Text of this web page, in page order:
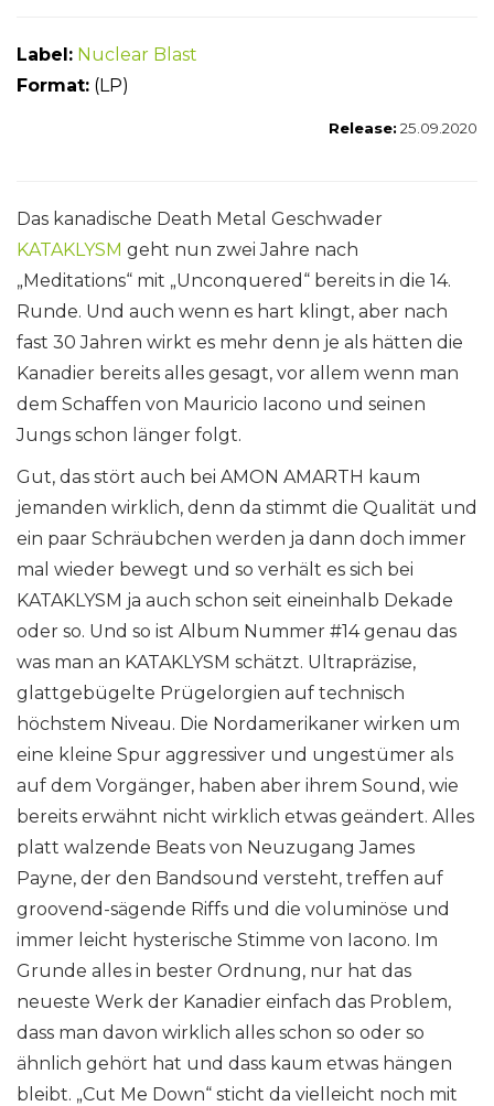
Label: Nuclear Blast
Format: (LP)
Release: 25.09.2020
Das kanadische Death Metal Geschwader
KATAKLYSM geht nun zwei Jahre nach
„Meditations“ mit „Unconquered“ bereits in die 14.
Runde. Und auch wenn es hart klingt, aber nach
fast 30 Jahren wirkt es mehr denn je als hätten die
Kanadier bereits alles gesagt, vor allem wenn man
dem Schaffen von Mauricio Iacono und seinen
Jungs schon länger folgt.
Gut, das stört auch bei AMON AMARTH kaum
jemanden wirklich, denn da stimmt die Qualität und
ein paar Schräubchen werden ja dann doch immer
mal wieder bewegt und so verhält es sich bei
KATAKLYSM ja auch schon seit eineinhalb Dekade
oder so. Und so ist Album Nummer #14 genau das
was man an KATAKLYSM schätzt. Ultrapräzise,
glattgebügelte Prügelorgien auf technisch
höchstem Niveau. Die Nordamerikaner wirken um
eine kleine Spur aggressiver und ungestümer als
auf dem Vorgänger, haben aber ihrem Sound, wie
bereits erwähnt nicht wirklich etwas geändert. Alles
platt walzende Beats von Neuzugang James
Payne, der den Bandsound versteht, treffen auf
groovend-sägende Riffs und die voluminöse und
immer leicht hysterische Stimme von Iacono. Im
Grunde alles in bester Ordnung, nur hat das
neueste Werk der Kanadier einfach das Problem,
dass man davon wirklich alles schon so oder so
ähnlich gehört hat und dass kaum etwas hängen
bleibt. „Cut Me Down“ sticht da vielleicht noch mit